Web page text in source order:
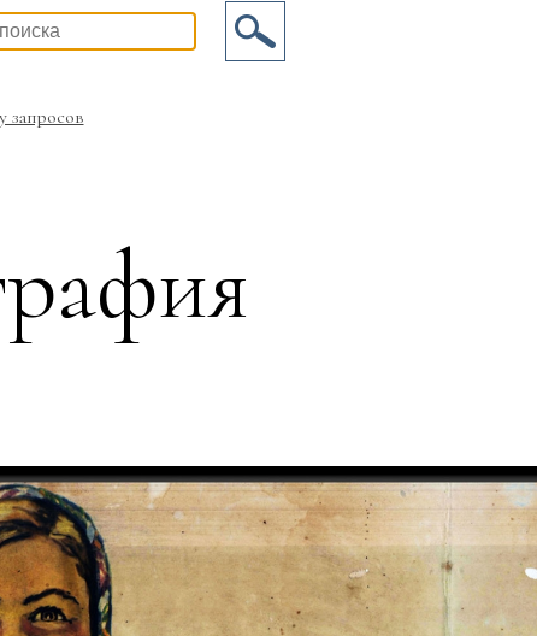
запросов